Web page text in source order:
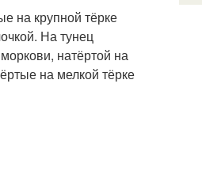
на крупной тёрке
На тунец
натёртой на
на мелкой тёрке